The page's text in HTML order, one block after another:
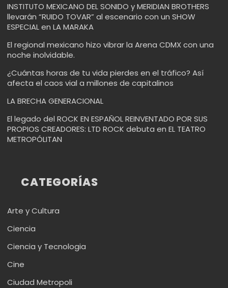
INSTITUTO MEXICANO DEL SONIDO y MERIDIAN BROTHERS
llevarán “RUIDO TOVAR” al escenario con un SHOW
ESPECIAL en LA MARAKA
El regional mexicano hizo vibrar la Arena CDMX con una
noche inolvidable.
¿Cuántas horas de tu vida pierdes en el tráfico? Así
afecta el caos vial a millones de capitalinos
LA BRECHA GENERACIONAL
El legado del ROCK EN ESPAÑOL REINVENTADO POR SUS
PROPIOS CREADORES: LTD ROCK debuta en EL TEATRO
METROPÓLITAN
CATEGORÍAS
Arte y Cultura
Ciencia
Ciencia y Tecnologia
Cine
Ciudad Metropoli